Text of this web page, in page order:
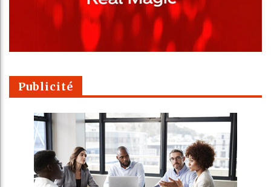
Publicité